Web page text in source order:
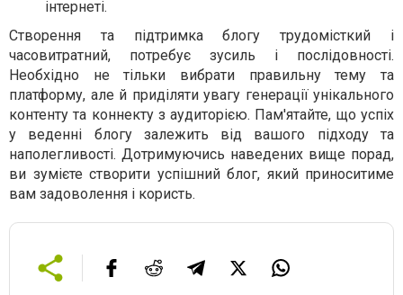
інтернеті.
Створення та підтримка блогу трудомісткий і
часовитратний, потребує зусиль і послідовності.
Необхідно не тільки вибрати правильну тему та
платформу, але й приділяти увагу генерації унікального
контенту та коннекту з аудиторією. Пам'ятайте, що успіх
у веденні блогу залежить від вашого підходу та
наполегливості. Дотримуючись наведених вище порад,
ви зумієте створити успішний блог, який приноситиме
вам задоволення і користь.